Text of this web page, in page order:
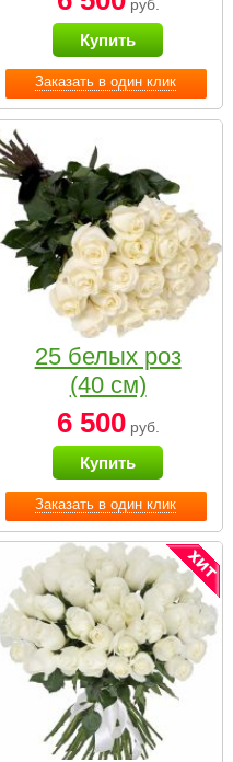
Заказать в один клик
руб.
Купить
Заказать в один клик
25 белых роз
(40 см)
6 500руб.
Купить